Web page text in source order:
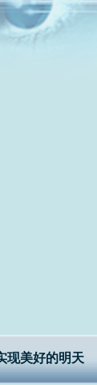
现美好的明天